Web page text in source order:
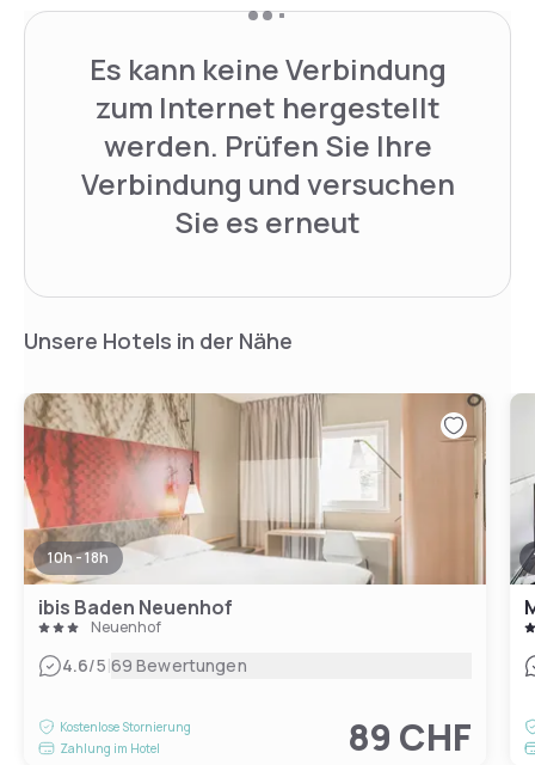
Es kann keine Verbindung
zum Internet hergestellt
werden. Prüfen Sie Ihre
Verbindung und versuchen
Sie es erneut
Unsere Hotels in der Nähe
10h - 18h
ibis Baden Neuenhof
Neuenhof
4.6/5|69 Bewertungen
Kostenlose Stornierung
Zahlung im Hotel
89 CHF